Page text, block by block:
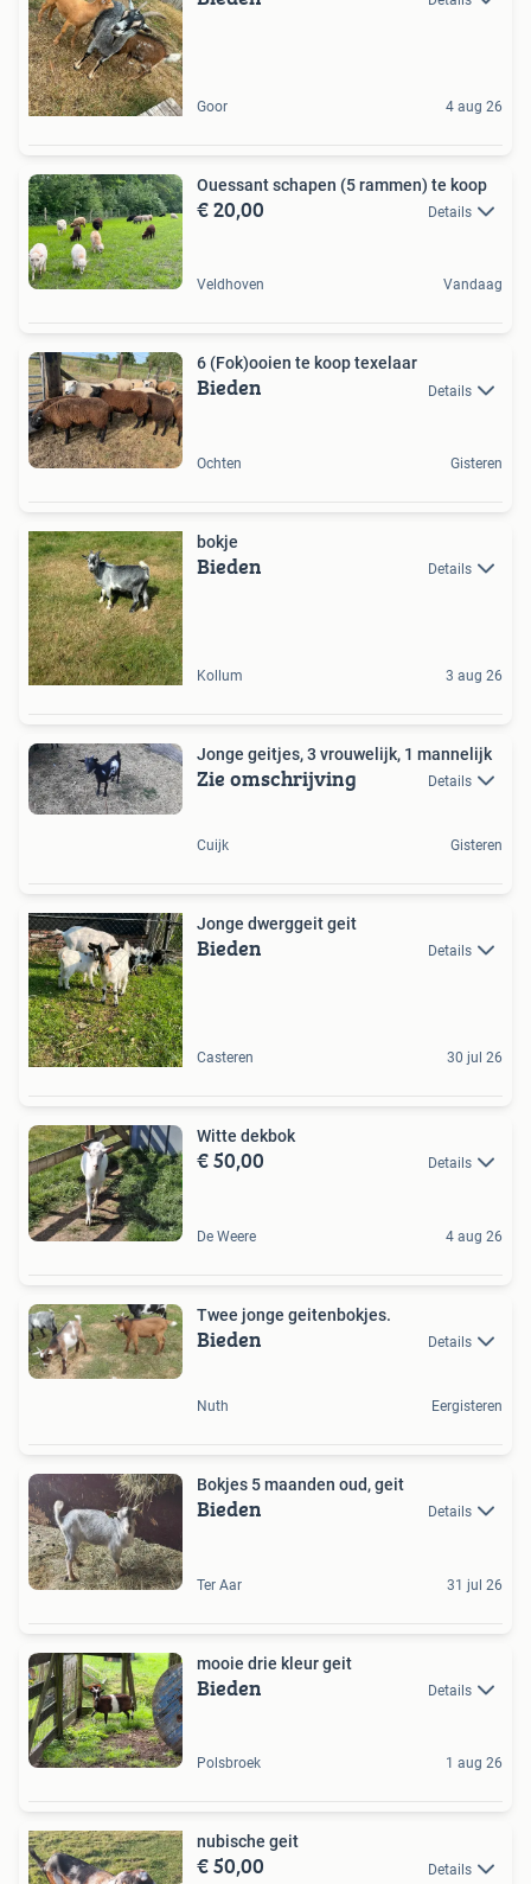
Goor 4 aug 26
Ouessant schapen (5 rammen) te koop
€ 20,00 Details
Veldhoven Vandaag
6 (Fok)ooien te koop texelaar
Bieden Details
Ochten Gisteren
bokje
Bieden Details
Kollum 3 aug 26
Jonge geitjes, 3 vrouwelijk, 1 mannelijk
Zie omschrijving Details
Cuijk Gisteren
Jonge dwerggeit geit
Bieden Details
Casteren 30 jul 26
Witte dekbok
€ 50,00 Details
De Weere 4 aug 26
Twee jonge geitenbokjes.
Bieden Details
Nuth Eergisteren
Bokjes 5 maanden oud, geit
Bieden Details
Ter Aar 31 jul 26
mooie drie kleur geit
Bieden Details
Polsbroek 1 aug 26
nubische geit
€ 50,00 Details